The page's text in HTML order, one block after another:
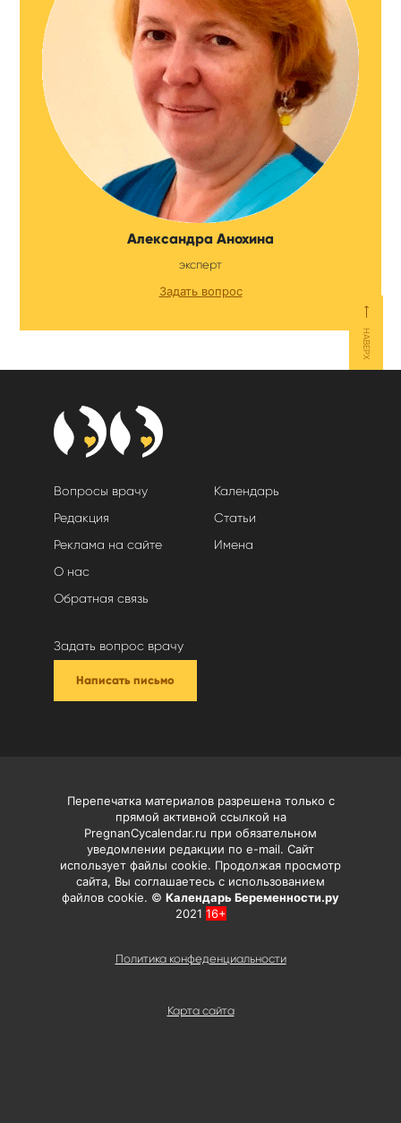
Александра Анохина
эксперт
Задать вопрос
⟵
НАВЕРХ
Вопросы врачу
Редакция
Реклама на сайте
О нас
Обратная связь
Календарь
Статьи
Имена
Задать вопрос врачу
Написать письмо
Карта сайта
Перепечатка материалов разрешена только с
прямой активной ссылкой на
PregnanCycalendar.ru при обязательном
уведомлении редакции по e-mail. Сайт
использует файлы cookie. Продолжая просмотр
сайта, Вы соглашаетесь с использованием
файлов cookie. © Календарь Беременности.ру
2021 16+
Политика конфеденциальности